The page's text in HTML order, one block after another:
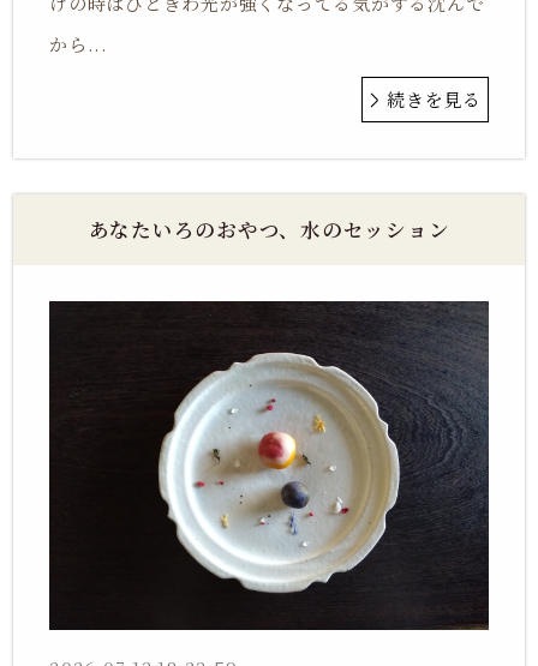
から...
続きを見る
あなたいろのおやつ、水のセッション